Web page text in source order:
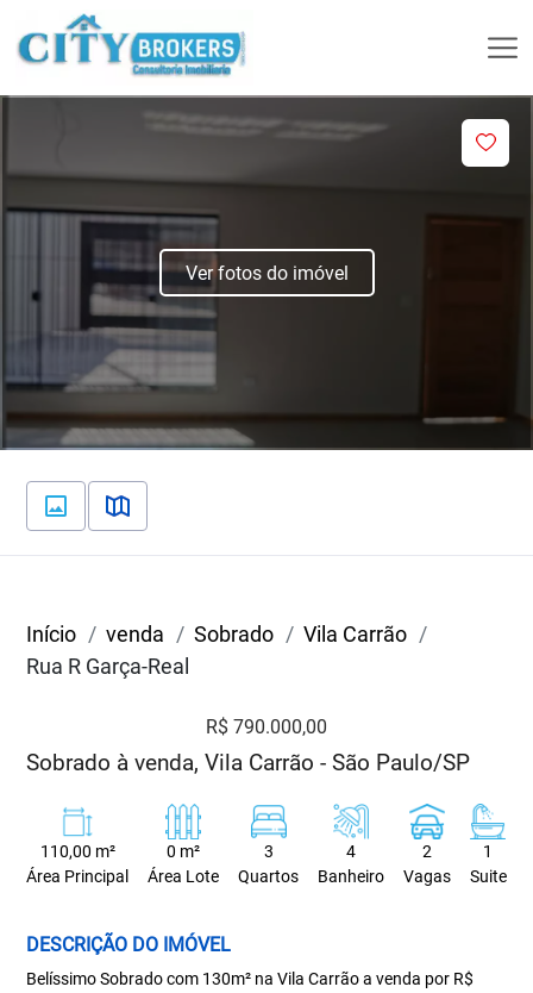
Ver fotos do imóvel
Início venda Sobrado
Vila Carrão
Rua R Garça-Real
R$ 790.000,00
Sobrado à venda, Vila Carrão - São Paulo/SP
110,00 m²
Área Principal
0 m²
Área Lote
3
Quartos
4
Banheiro
2
Vagas
1
Suite
DESCRIÇÃO DO IMÓVEL
Belíssimo Sobrado com 130m² na Vila Carrão a venda por R$